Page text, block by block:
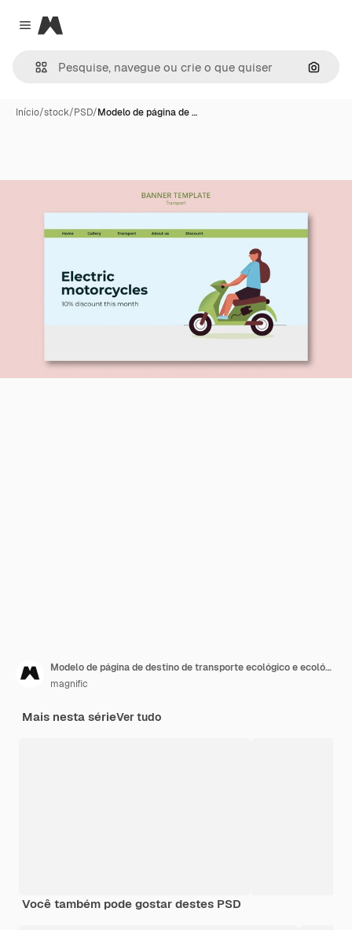
Close menu
Magnific
Início/stock/PSD/Modelo de página de …
Modelo de página de destino de transporte ecológico e ecológico
magnific
Mais nesta sérieVer tudo
Você também pode gostar destes PSD